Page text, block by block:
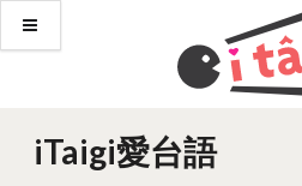
iTaigi愛台語